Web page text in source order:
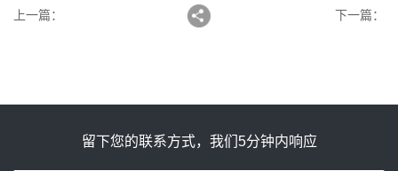
上一篇 ： 下一篇 ：
留下您的联系方式，我们5分钟内响应